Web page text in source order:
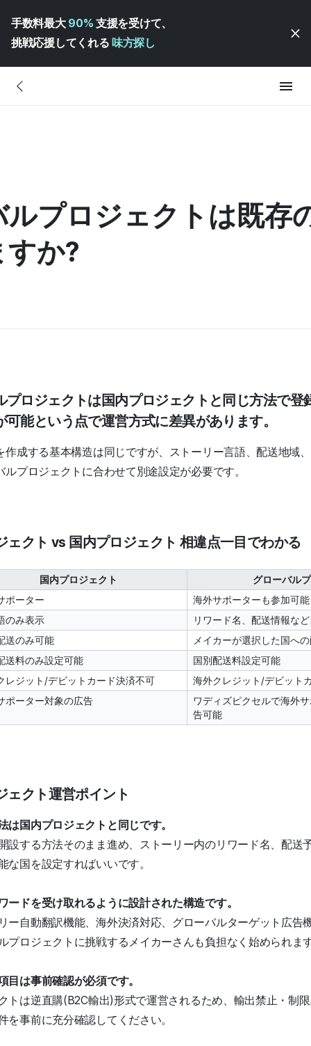
手数料最大 90% 支援を受けて、
挑戦応援してくれる 味方探し
プロジェクトは既存
か?
プロジェクトは国内プロジェクトと同じ方法で登
能という点で運営方式に差異があります。
作成する基本構造は同じですが、ストーリー言語、配送地域
プロジェクトに合わせて別途設定が必要です。
ェクト vs 国内プロジェクト 相違点一目でわかる
国内プロジェクト
グローバル
ポーター
海外サポーターも参加可能
のみ表示
リワード名、配送情報な
送のみ可能
メイカーが選択した国へ
送料のみ設定可能
国別配送料設定可能
レジット/デビットカード決済不可
海外クレジット/デビット
ポーター対象の広告
ワディズピクセルで海外
告可能
ェクト運営ポイント
は国内プロジェクトと同じです。
設する方法そのまま進め、ストーリー内のリワード名、配送
な国を設定すればいいです。
ードを受け取れるように設計された構造です。
ー自動翻訳機能、海外決済対応、グローバルターゲット広告
プロジェクトに挑戦するメイカーさんも負担なく始められま
目は事前確認が必須です。
トは逆直購(B2C輸出)形式で運営されるため、輸出禁止・制
を事前に充分確認してください。